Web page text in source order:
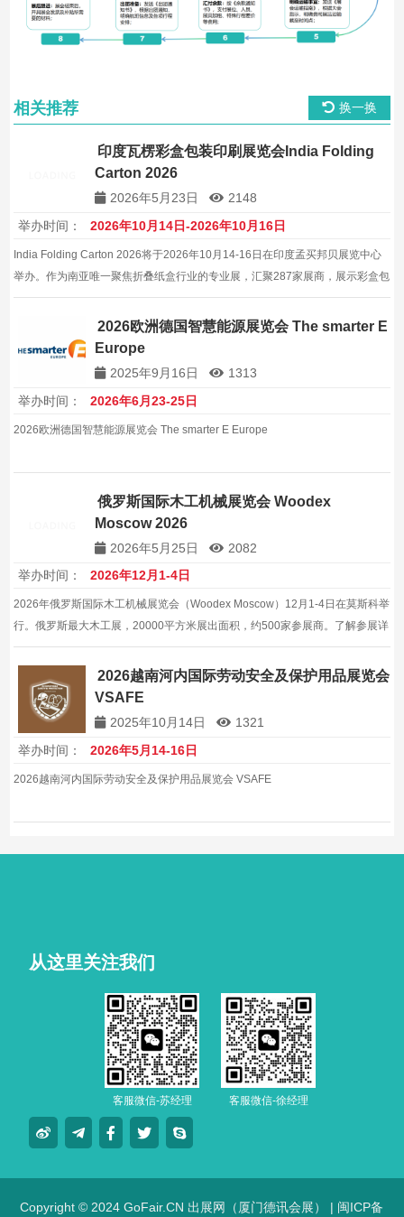
相关推荐 换一换
印度瓦楞彩盒包装印刷展览会India Folding
Carton 2026
2026年5月23日
2148
举办时间：
2026年10月14日-2026年10月16日
India Folding Carton 2026将于2026年10月14-16日在印度孟买邦贝展览中心
举办。作为南亚唯一聚焦折叠纸盒行业的专业展，汇聚287家展商，展示彩盒包
装全产业链技术。
2026欧洲德国智慧能源展览会 The smarter E
Europe
2025年9月16日
1313
举办时间：
2026年6月23-25日
2026欧洲德国智慧能源展览会 The smarter E Europe
俄罗斯国际木工机械展览会 Woodex
Moscow 2026
2026年5月25日
2082
举办时间：
2026年12月1-4日
2026年俄罗斯国际木工机械展览会（Woodex Moscow）12月1-4日在莫斯科举
行。俄罗斯最大木工展，20000平方米展出面积，约500家参展商。了解参展详
情。
2026越南河内国际劳动安全及保护用品展览会
VSAFE
2025年10月14日
1321
举办时间：
2026年5月14-16日
2026越南河内国际劳动安全及保护用品展览会 VSAFE
从这里关注我们
客服微信-苏经理 客服微信-徐经理
Copyright © 2024 GoFair.CN 出展网（厦门德讯会展） | 闽ICP备